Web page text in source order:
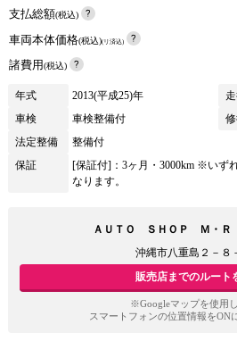
支払総額(税込)
車両本体価格(税込)(リ済込)
諸費用(税込)
年式 2013(平成25)年
車検
車検整備付
法定整備
整備付
保証
[保証付]：3ヶ月・3000km ※いず
なります。
ＡＵＴＯ ＳＨＯＰ Ｍ・Ｒ（
沖縄市八重島２－８
販売店までのルート
※Googleマップを使用し
スマートフォンの位置情報をON